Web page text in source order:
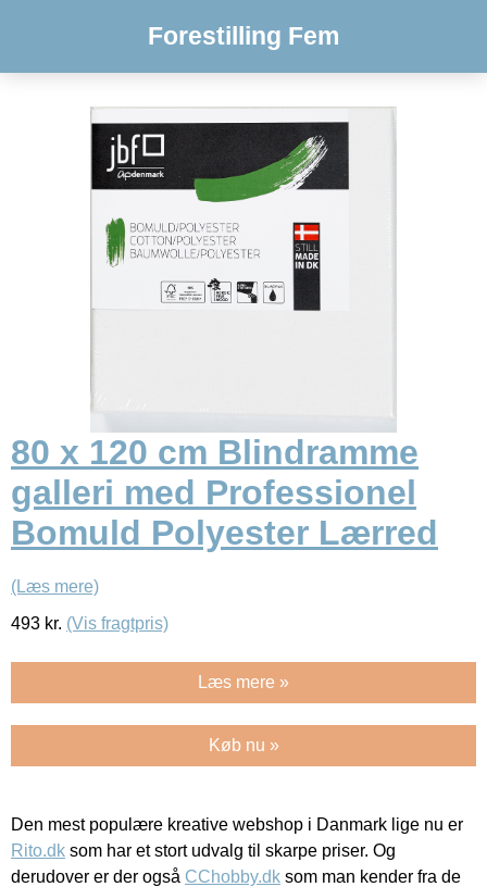
Forestilling Fem
80 x 120 cm Blindramme
galleri med Professionel
Bomuld Polyester Lærred
(Læs mere)
493 kr. (Vis fragtpris)
Læs mere »
Køb nu »
Den mest populære kreative webshop i Danmark lige nu er
Rito.dk som har et stort udvalg til skarpe priser. Og
derudover er der også CChobby.dk som man kender fra de